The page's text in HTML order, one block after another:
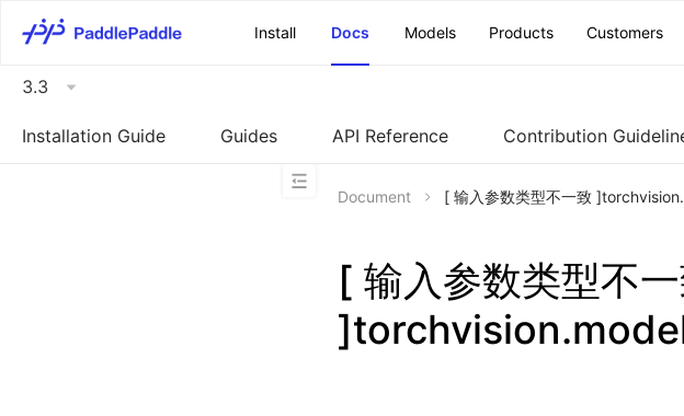
Install Docs Models Products Customers
3.3
Installation Guide Guides API Reference Contribution
Document [ 输入参数类型不一致
[ 输入参数类型不